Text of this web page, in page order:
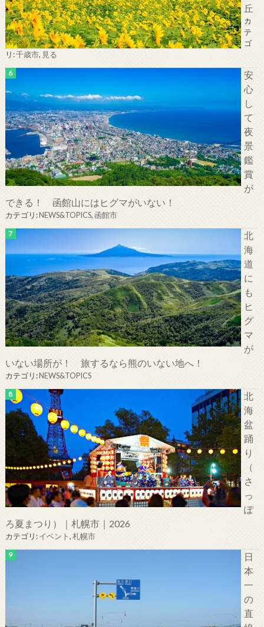
丘
カ
テ
ゴ
リ:千歳市, 見る
安
心
し
て
夜
景
鑑
賞
が
できる！ 函館山にはヒグマがいない！
カテゴリ:NEWS&TOPICS,函館市
北
海
道
に
も
ヒ
グ
マ
が
いない場所が！ 旅するなら熊のいない地へ！
カテゴリ:NEWS&TOPICS
北
海
盆
踊
り
（
さ
っ
ぽ
ろ夏まつり）｜札幌市｜2026
カテゴリ:イベント,札幌市
日
本
一
の
直